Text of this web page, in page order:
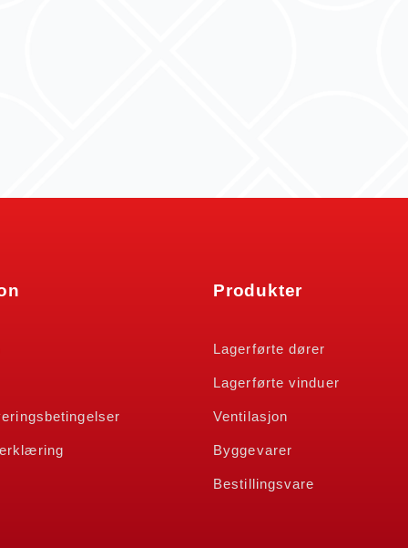
Produkter
Lagerførte dører
Lagerførte vinduer
Ventilasjon
Byggevarer
Bestillingsvare